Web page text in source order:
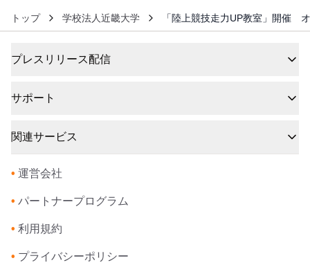
トップ 学校法人近畿大学 「陸上競技走力UP教室」開催
プレスリリース配信
サポート
関連サービス
• 運営会社
• パートナープログラム
• 利用規約
• プライバシーポリシー